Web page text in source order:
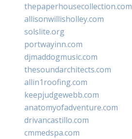
thepaperhousecollection.com
allisonwillisholley.com
solslite.org
portwayinn.com
djmaddogmusic.com
thesoundarchitects.com
allin1roofing.com
keepjudgewebb.com
anatomyofadventure.com
drivancastillo.com
cmmedspa.com